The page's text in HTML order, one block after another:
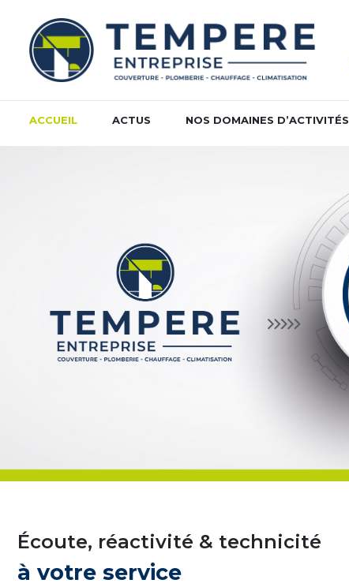
ACCUEIL ACTUS NOS DOMAINES D’ACTIVITÉS
Écoute, réactivité & technicité
à votre service